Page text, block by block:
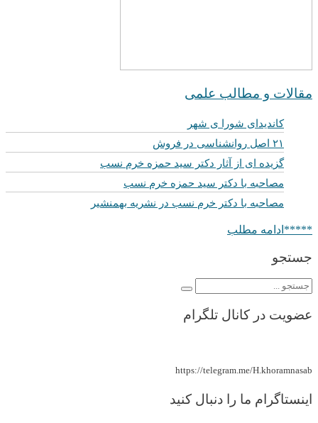
مقالات و مطالب علمی
کاندیدای شورا ی شهر
۲۱ اصل روانشناسی در فروش
گزیده ای از آثار دکتر سید حمزه خرم نسب
مصاحبه با دکتر سید حمزه خرم نسب
مصاحبه با دکتر خرم نسب در نشریه بهمنشیر
*****ادامه مطلب
جستجو
عضویت در کانال تلگرام
https://telegram.me/H.khoramnasab
اینستاگرام ما را دنبال کنید